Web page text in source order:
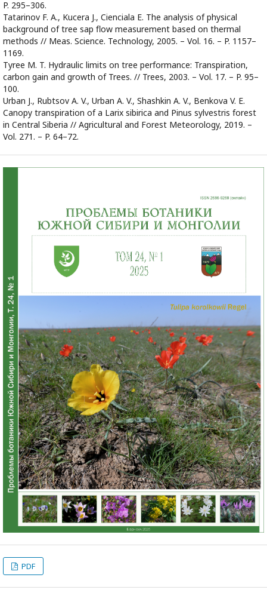
P. 295–306.
Tatarinov F. A., Kucera J., Cienciala E. The analysis of physical
background of tree sap ﬂow measurement based on thermal
methods // Meas. Science. Technology, 2005. – Vol. 16. – P. 1157–
1169.
Tyree M. T. Hydraulic limits on tree performance: Transpiration,
carbon gain and growth of Trees. // Trees, 2003. – Vol. 17. – P. 95–
100.
Urban J., Rubtsov A. V., Urban A. V., Shashkin A. V., Benkova V. E.
Canopy transpiration of a Larix sibirica and Pinus sylvestris forest
in Central Siberia // Agricultural and Forest Meteorology, 2019. –
Vol. 271. – P. 64–72.
PDF